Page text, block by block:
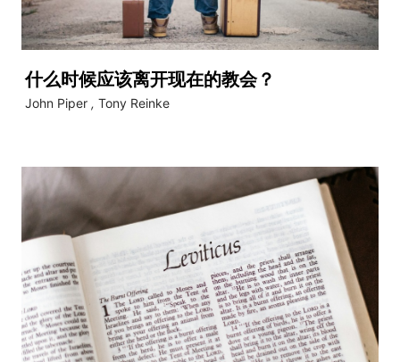
什么时候应该离开现在的教会？
John Piper , Tony Reinke